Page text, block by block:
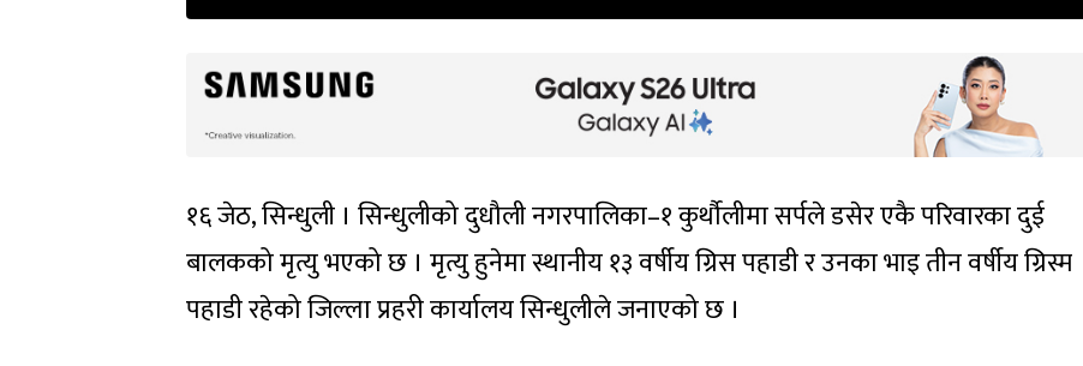
१६ जेठ, सिन्धुली । सिन्धुलीको दुधौली नगरपालिका–१ कुर्थौलीमा सर्पले डसेर एकै परिवारका दुई
बालकको मृत्यु भएको छ । मृत्यु हुनेमा स्थानीय १३ वर्षीय ग्रिस पहाडी र उनका भाइ तीन वर्षीय ग्रिस्म
पहाडी रहेको जिल्ला प्रहरी कार्यालय सिन्धुलीले जनाएको छ ।